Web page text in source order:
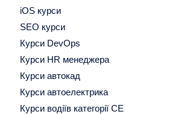
iOS курси
SEO курси
Курси DevOps
Курси HR менеджера
Курси автокад
Курси автоелектрика
Курси водіїв категорії СЕ